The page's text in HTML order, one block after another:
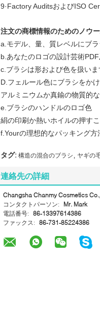
9·Factory AuditsおよびISO
注文の商標情報のためのノウ
a.モデル、量、質レベルにブ
b.あなたのロゴの設計芸術
c.ブラシは形および色を扱いま
D.フェルール色にブラシをか
アルミニウムか真鍮の物質的
e.ブラシのハンドルのロゴ色
絹の印刷か熱いホイルの押すこ
f.Yourの理想的なパッキング方
タグ: 構造の混合のブラシ ヤギの
連絡先の詳細
Changsha Chanmy Cosmetics
コンタクトパーソン:
Mr. Mark
電話番号: 86-13397614386
ファックス: 86-731-85224386